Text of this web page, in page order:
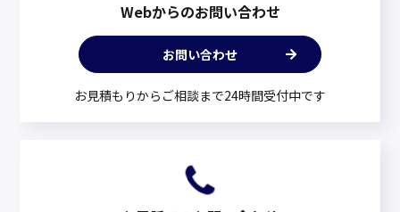
Webからのお問い合わせ
お問い合わせ
お見積もりからご相談まで24時間受付中です